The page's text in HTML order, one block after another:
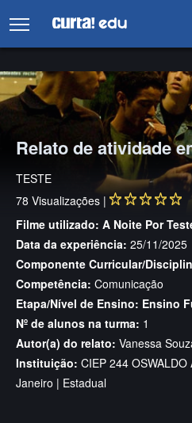
Relato de atividade
TESTE
78 Visualizações |
Filme utilizado: A Noite Por
Data da experiência: 25/11/2025
Componente Curricular/
Competência: Comunicação
Etapa/Nível de Ensino: Ensino
Nº de alunos na turma: 1
Autor(a) do relato: Vanessa
Instituição: CIEP 244
Janeiro | Estadual